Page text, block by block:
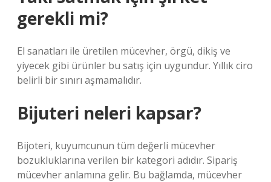
gerekli mi?
El sanatları ile üretilen mücevher, örgü, dikiş ve
yiyecek gibi ürünler bu satış için uygundur. Yıllık ciro
belirli bir sınırı aşmamalıdır.
Bijuteri neleri kapsar?
Bijoteri, kuyumcunun tüm değerli mücevher
bozukluklarına verilen bir kategori adıdır. Sipariş
mücevher anlamına gelir. Bu bağlamda, mücevher